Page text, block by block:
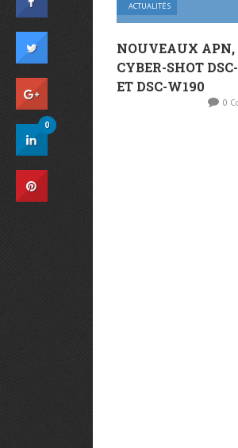
ACTUALITÉS
NOUVEAUX APN,
CYBER-SHOT
ET DSC-W190
0
0